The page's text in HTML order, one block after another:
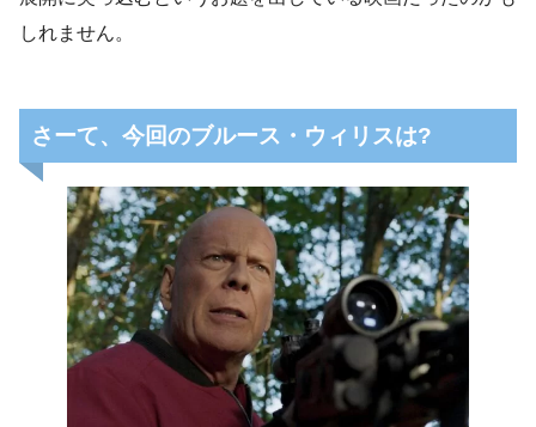
しれません。
さーて、今回のブルース・ウィリスは?